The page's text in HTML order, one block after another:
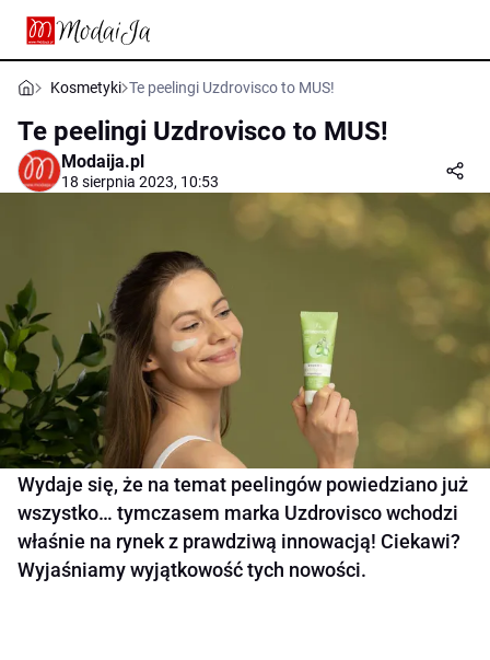
Kosmetyki Te peelingi Uzdrovisco to MUS!
Te peelingi Uzdrovisco to MUS!
Modaija.pl
18 sierpnia 2023, 10:53
Wydaje się, że na temat peelingów powiedziano już
wszystko… tymczasem marka Uzdrovisco wchodzi
właśnie na rynek z prawdziwą innowacją! Ciekawi?
Wyjaśniamy wyjątkowość tych nowości.